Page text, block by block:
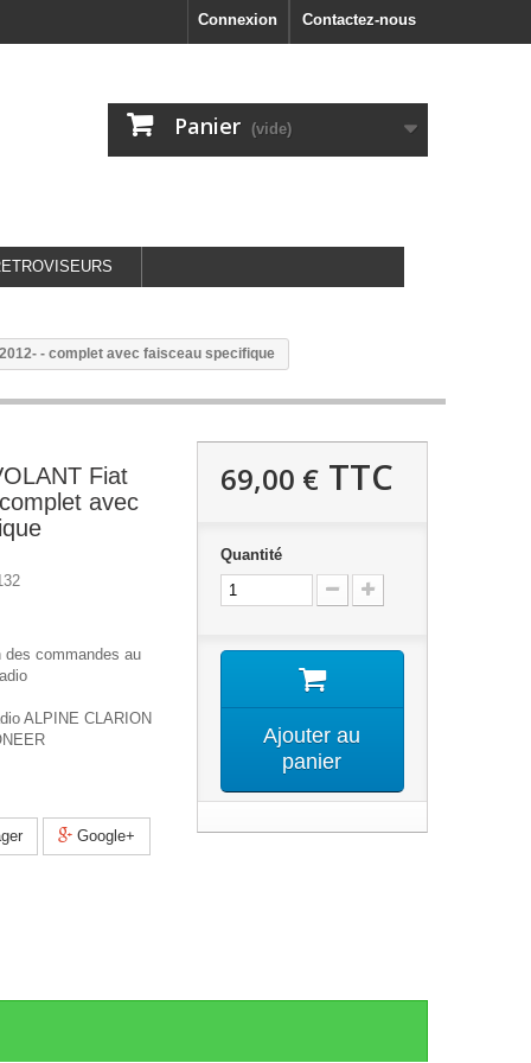
Contactez-nous
Connexion
Panier (vide)
- complet avec faisceau specifique
Fiat
avec
des commandes au
ALPINE CLARION
Google+
69,00 €TTC
Quantité
Ajouter au
panier